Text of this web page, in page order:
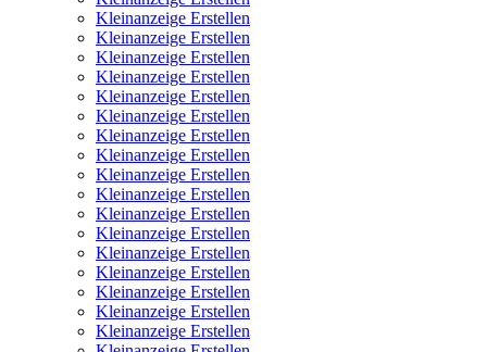
Kleinanzeige Erstellen
Kleinanzeige Erstellen
Kleinanzeige Erstellen
Kleinanzeige Erstellen
Kleinanzeige Erstellen
Kleinanzeige Erstellen
Kleinanzeige Erstellen
Kleinanzeige Erstellen
Kleinanzeige Erstellen
Kleinanzeige Erstellen
Kleinanzeige Erstellen
Kleinanzeige Erstellen
Kleinanzeige Erstellen
Kleinanzeige Erstellen
Kleinanzeige Erstellen
Kleinanzeige Erstellen
Kleinanzeige Erstellen